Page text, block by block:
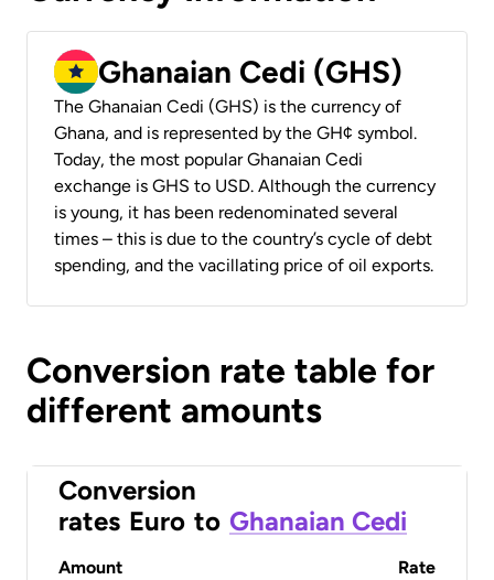
Ghanaian Cedi (GHS)
The Ghanaian Cedi (GHS) is the currency of
Ghana, and is represented by the GH¢ symbol.
Today, the most popular Ghanaian Cedi
exchange is GHS to USD. Although the currency
is young, it has been redenominated several
times – this is due to the country’s cycle of debt
spending, and the vacillating price of oil exports.
Conversion rate table for
different amounts
Conversion
rates Euro to Ghanaian Cedi
Amount Rate